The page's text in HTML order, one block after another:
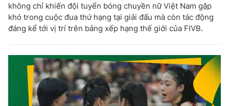
không chỉ khiến đội tuyển bóng chuyền nữ Việt Nam gặp
khó trong cuộc đua thứ hạng tại giải đấu mà còn tác động
đáng kể tới vị trí trên bảng xếp hạng thế giới của FIVB.